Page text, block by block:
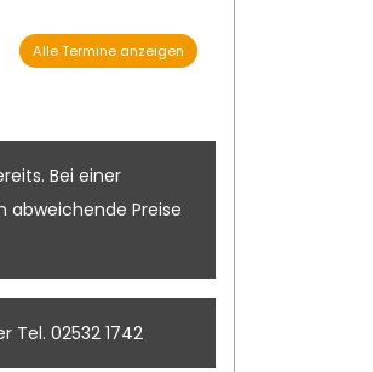
Alle Termine anzeigen
Bei einer
abweichende Preise
Tel. 02532 1742